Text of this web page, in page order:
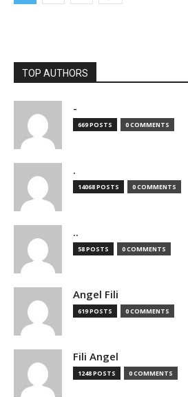
TOP AUTHORS
-
669 POSTS 0 COMMENTS
.
14068 POSTS 0 COMMENTS
..
58 POSTS 0 COMMENTS
Angel Fili
619 POSTS 0 COMMENTS
Fili Angel
1248 POSTS 0 COMMENTS